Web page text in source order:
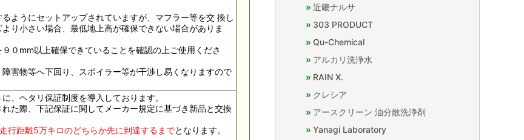
ようにセットアップされていますが、マフラー等を交 換し
り小さい場合、最低地上高が確保できない場合がありま
０mm以上確保できていることを確認の上ご使用くださ
害物等へ下回り、スポイラー等が干渉し易くなりますので
、ヘタリ保証制度を導入しております。
れた際、下記保証に関してメーカー規定に基づき新品と交換
行距離5万キロのどちらか先に到達するまでとなります。
近畿ナルサ
303 PRODUCT
Qu-Chemical
アルカリ洗浄水
RAIN X.
クレシア
アースクリーン 油分散洗浄剤
Yanagi Laboratory